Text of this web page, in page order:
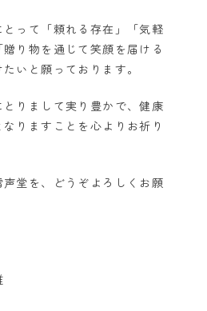
って「頼れる存在」「気軽
り物を通じて笑顔を届ける
いと願っております。
りまして実り豊かで、健康
りますことを心よりお祈り
堂を、どうぞよろしくお願